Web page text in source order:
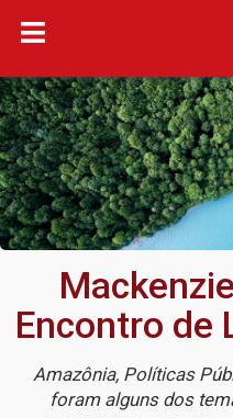
Encontro de
Amazônia, Políticas
foram alguns dos